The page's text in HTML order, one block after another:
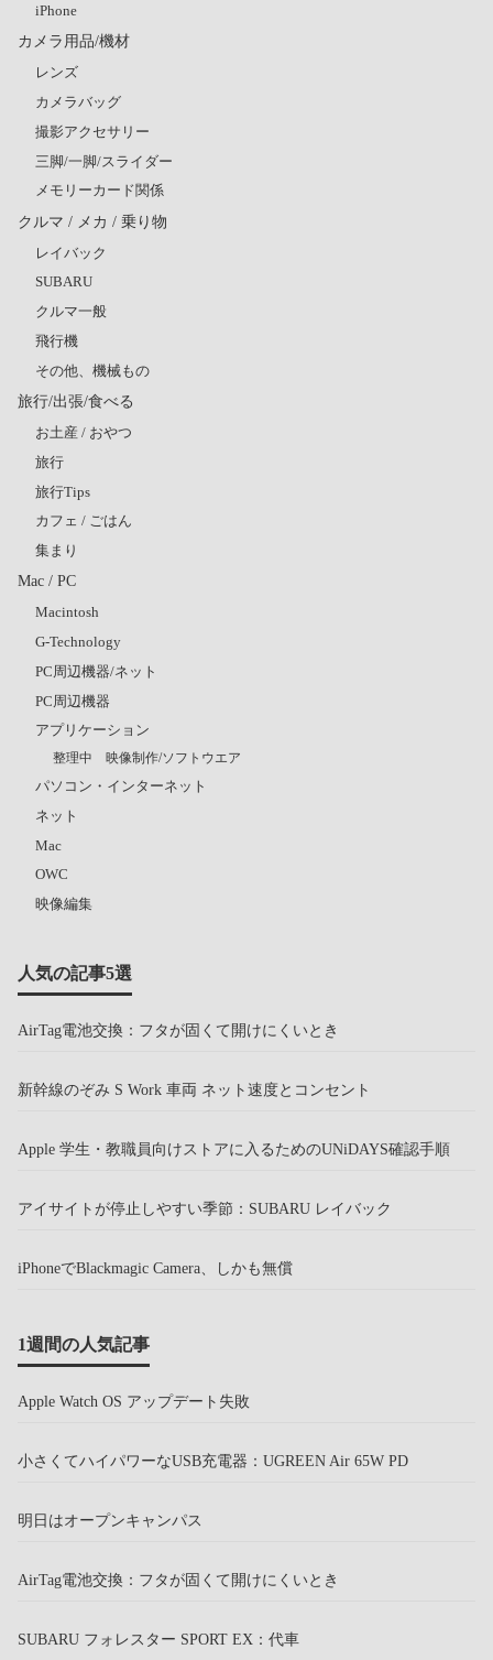
iPhone
カメラ用品/機材
レンズ
カメラバッグ
撮影アクセサリー
三脚/一脚/スライダー
メモリーカード関係
クルマ / メカ / 乗り物
レイバック
SUBARU
クルマ一般
飛行機
その他、機械もの
旅行/出張/食べる
お土産 / おやつ
旅行
旅行Tips
カフェ / ごはん
集まり
Mac / PC
Macintosh
G-Technology
PC周辺機器/ネット
PC周辺機器
アプリケーション
整理中 映像制作/ソフトウエア
パソコン・インターネット
ネット
Mac
OWC
映像編集
人気の記事5選
AirTag電池交換：フタが固くて開けにくいとき
新幹線のぞみ S Work 車両 ネット速度とコンセント
Apple 学生・教職員向けストアに入るためのUNiDAYS確認手順
アイサイトが停止しやすい季節：SUBARU レイバック
iPhoneでBlackmagic Camera、しかも無償
1週間の人気記事
Apple Watch OS アップデート失敗
小さくてハイパワーなUSB充電器：UGREEN Air 65W PD
明日はオープンキャンパス
AirTag電池交換：フタが固くて開けにくいとき
SUBARU フォレスター SPORT EX：代車